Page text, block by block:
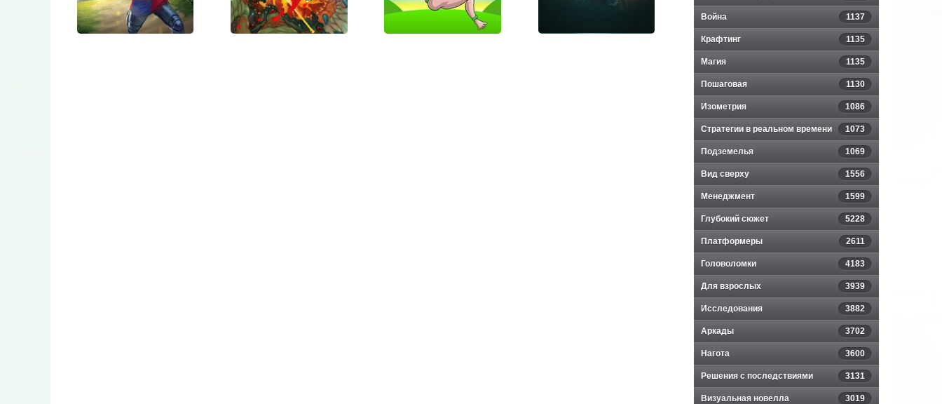
Война 1137
Крафтинг 1135
Магия 1135
Пошаговая 1130
Изометрия 1086
Стратегии в реальном времени 1073
Подземелья 1069
Вид сверху 1556
Менеджмент 1599
Глубокий сюжет 5228
Платформеры 2611
Головоломки 4183
Для взрослых 3939
Исследования 3882
Аркады 3702
Нагота 3600
Решения с последствиями 3131
Визуальная новелла 3019